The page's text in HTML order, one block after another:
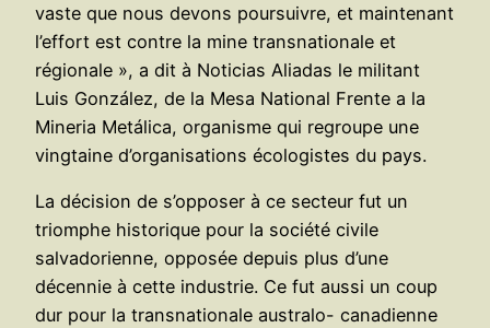
vaste que nous devons poursuivre, et maintenant
l’effort est contre la mine transnationale et
régionale », a dit à Noticias Aliadas le militant
Luis González, de la Mesa National Frente a la
Mineria Metálica, organisme qui regroupe une
vingtaine d’organisations écologistes du pays.
La décision de s’opposer à ce secteur fut un
triomphe historique pour la société civile
salvadorienne, opposée depuis plus d’une
décennie à cette industrie. Ce fut aussi un coup
dur pour la transnationale australo- canadienne